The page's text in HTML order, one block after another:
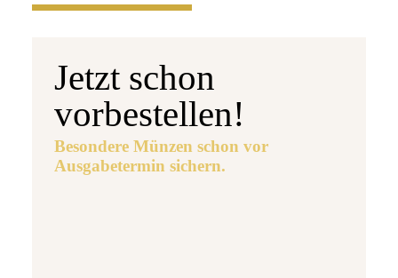
Jetzt schon
vorbestellen!
Besondere Münzen schon vor
Ausgabetermin sichern.